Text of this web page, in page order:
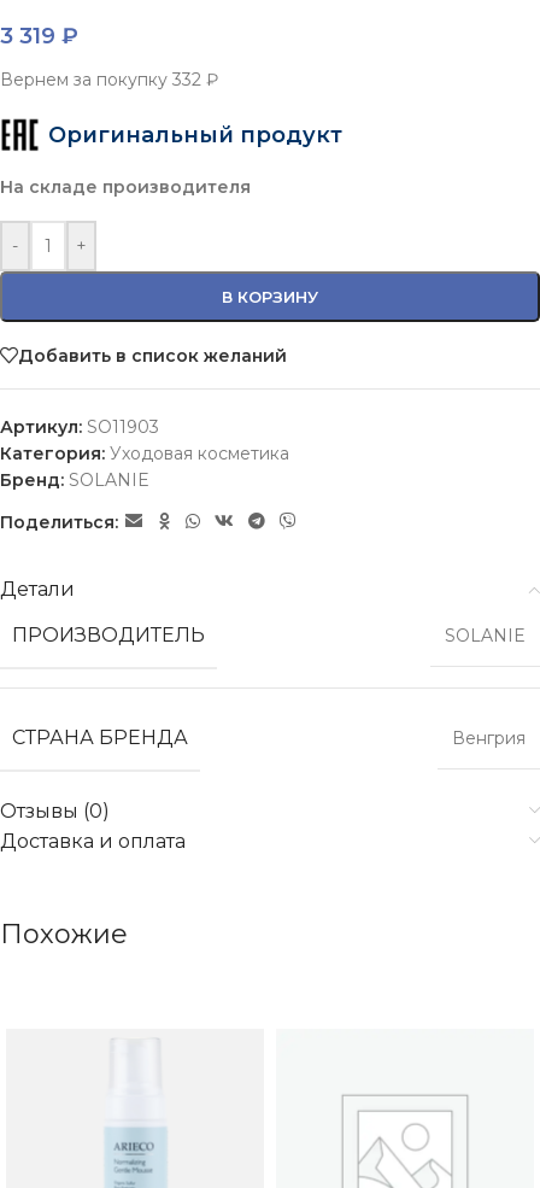
3 319 ₽
Вернем за покупку 332 ₽
Оригинальный продукт
На складе производителя
- +
В КОРЗИНУ
Добавить в список желаний
Артикул: SO11903
Категория: Уходовая косметика
Бренд: SOLANIE
Поделиться:
Детали
ПРОИЗВОДИТЕЛЬ
SOLANIE
СТРАНА БРЕНДА Венгрия
Отзывы (0)
Доставка и оплата
Похожие